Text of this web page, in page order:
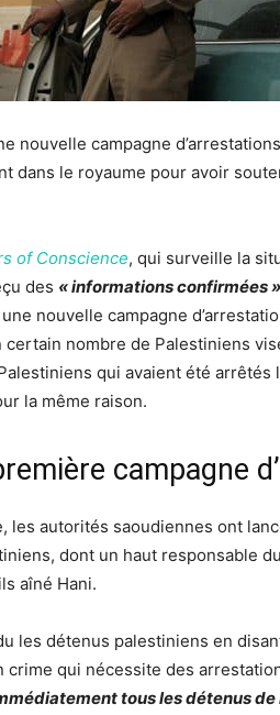
nouvelle campagne
dans le royaume pour avoir
of Conscience, qui surveille la
des « informations confirmées »
nouvelle campagne
certain nombre de Palestiniens
qui avaient été arrêtés
la même raison.
campagne
les autorités saoudiennes ont
dont un haut responsable
aîné Hani.
les détenus palestiniens en
crime qui nécessite des
tous les détenus